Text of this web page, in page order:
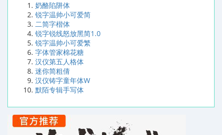
奶酪陷阱体
锐字温帅小可爱简
二简字楷体
锐字锐线怒放黑简1.0
锐字温帅小可爱繁
字体管家棉花糖
汉仪第五人格体
迷你简粗倩
汉仪铸字童年体W
默陌专辑手写体